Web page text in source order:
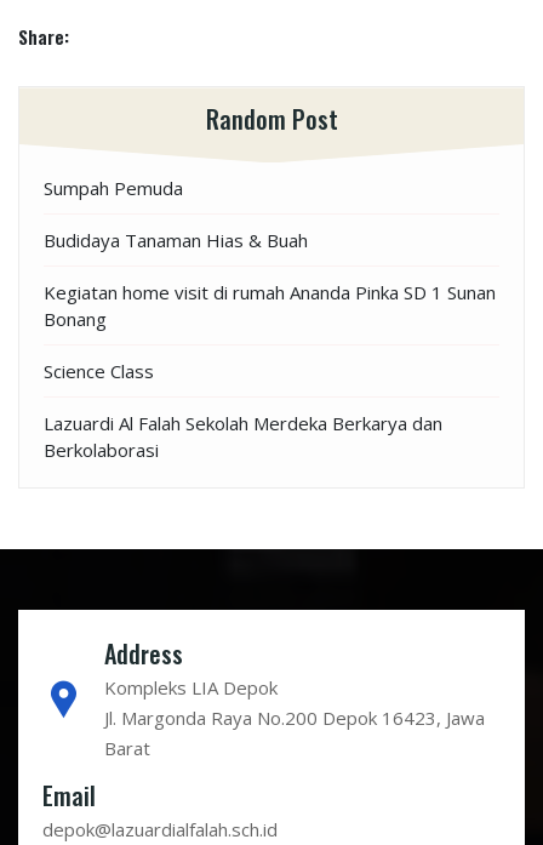
Share:
Random Post
Sumpah Pemuda
Budidaya Tanaman Hias & Buah
Kegiatan home visit di rumah Ananda Pinka SD 1 Sunan
Bonang
Science Class
Lazuardi Al Falah Sekolah Merdeka Berkarya dan
Berkolaborasi
Address
Kompleks LIA Depok
Jl. Margonda Raya No.200 Depok 16423, Jawa
Barat
Email
depok@lazuardialfalah.sch.id